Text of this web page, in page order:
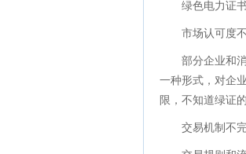
绿色电力证
市场认可度
部分企业和
一种形式，对企
限，不知道绿证
交易机制不